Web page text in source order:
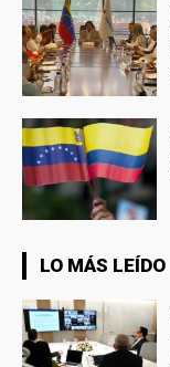
LO MÁS LEÍDO